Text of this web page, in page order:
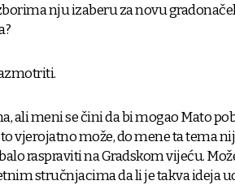
nju izaberu za novu
ali meni se čini da bi mogao Mato
vjerojatno može, do mene ta tema
raspraviti na Gradskom vijeću.
stručnjacima da li je takva ideja